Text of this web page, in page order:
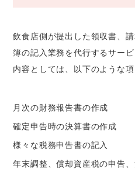
飲食店側が提出した領収書、
簿の記入業務を代行するサー
内容としては、以下のような項
月次の財務報告書の作成
確定申告時の決算書の作成
様々な税務申告書の記入
年末調整、償却資産税の申告